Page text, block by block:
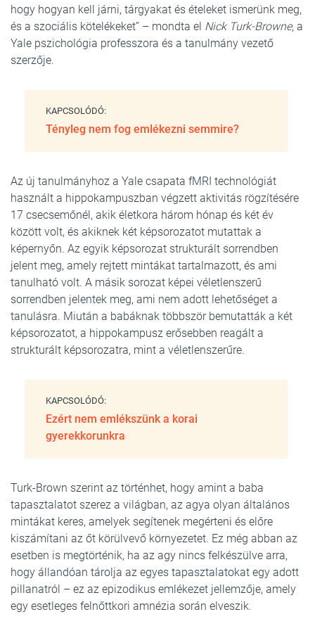
hogy hogyan kell járni, tárgyakat és ételeket ismerünk meg,
és a szociális kötelékeket” – mondta el Nick Turk-Browne, a
Yale pszichológia professzora és a tanulmány vezető
szerzője.
KAPCSOLÓDÓ:
Tényleg nem fog emlékezni semmire?
Az új tanulmányhoz a Yale csapata fMRI technológiát
használt a hippokampuszban végzett aktivitás rögzítésére
17 csecsemőnél, akik életkora három hónap és két év
között volt, és akiknek két képsorozatot mutattak a
képernyőn. Az egyik képsorozat strukturált sorrendben
jelent meg, amely rejtett mintákat tartalmazott, és ami
tanulható volt. A másik sorozat képei véletlenszerű
sorrendben jelentek meg, ami nem adott lehetőséget a
tanulásra. Miután a babáknak többször bemutatták a két
képsorozatot, a hippokampusz erősebben reagált a
strukturált képsorozatra, mint a véletlenszerűre.
KAPCSOLÓDÓ:
Ezért nem emlékszünk a korai
gyerekkorunkra
Turk-Brown szerint az történhet, hogy amint a baba
tapasztalatot szerez a világban, az agya olyan általános
mintákat keres, amelyek segítenek megérteni és előre
kiszámítani az őt körülvevő környezetet. Ez még abban az
esetben is megtörténik, ha az agy nincs felkészülve arra,
hogy állandóan tárolja az egyes tapasztalatokat egy adott
pillanatról – ez az epizodikus emlékezet jellemzője, amely
egy esetleges felnőttkori amnézia során elveszik.